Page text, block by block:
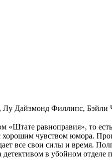
Дайэмонд Филлипс,
равноправия», то
чувством юмора.
все свои силы и время.
в убойном отделе